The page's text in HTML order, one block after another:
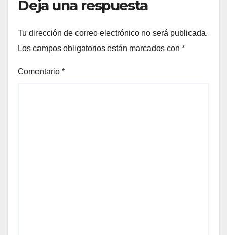
Deja una respuesta
Tu dirección de correo electrónico no será publicada.
Los campos obligatorios están marcados con *
Comentario *